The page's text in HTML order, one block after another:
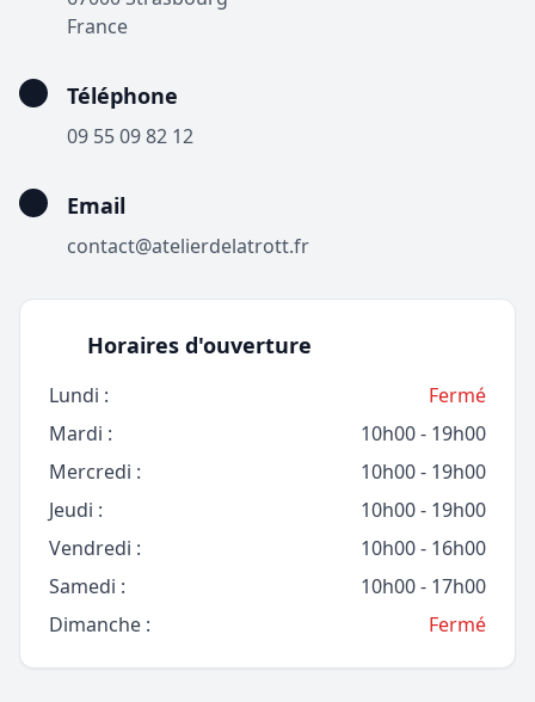
France
Téléphone
09 55 09 82 12
Email
contact@atelierdelatrott.fr
Horaires d'ouverture
Lundi :
Fermé
Mardi :
10h00 - 19h00
Mercredi :
10h00 - 19h00
Jeudi :
10h00 - 19h00
Vendredi :
10h00 - 16h00
Samedi :
10h00 - 17h00
Dimanche :
Fermé